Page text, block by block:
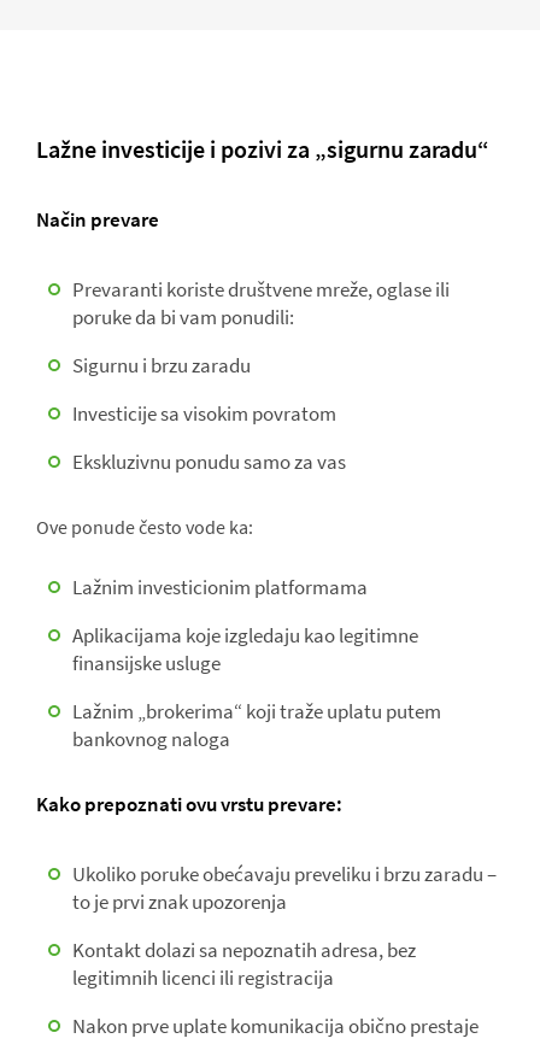
Lažne investicije i pozivi za „sigurnu zaradu“
Način prevare
Prevaranti koriste društvene mreže, oglase ili
poruke da bi vam ponudili:
Sigurnu i brzu zaradu
Investicije sa visokim povratom
Ekskluzivnu ponudu samo za vas
Ove ponude često vode ka:
Lažnim investicionim platformama
Aplikacijama koje izgledaju kao legitimne
finansijske usluge
Lažnim „brokerima“ koji traže uplatu putem
bankovnog naloga
Kako prepoznati ovu vrstu prevare:
Ukoliko poruke obećavaju preveliku i brzu zaradu –
to je prvi znak upozorenja
Kontakt dolazi sa nepoznatih adresa, bez
legitimnih licenci ili registracija
Nakon prve uplate komunikacija obično prestaje